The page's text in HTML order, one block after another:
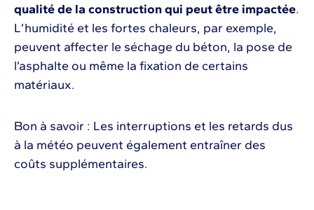
qualité de la construction qui peut être impactée.
L’humidité et les fortes chaleurs, par exemple,
peuvent affecter le séchage du béton, la pose de
l’asphalte ou même la fixation de certains
matériaux.
Bon à savoir : Les interruptions et les retards dus
à la météo peuvent également entraîner des
coûts supplémentaires.